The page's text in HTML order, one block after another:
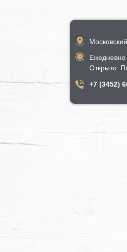
​Открыто​:
+7 (3452)